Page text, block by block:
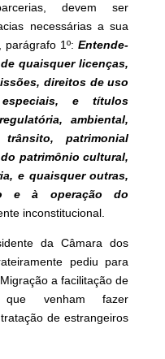
devem ser
necessárias a sua
parágrafo 1º:Entende-
quaisquer licenças,
direitos de uso
e títulos
ambiental,
patrimonial
patrimônio cultural,
, e quaisquer outras,
e à operação do
inconstitucional.
da Câmara dos
pediu para
a facilitação de
venham fazer
de estrangeiros